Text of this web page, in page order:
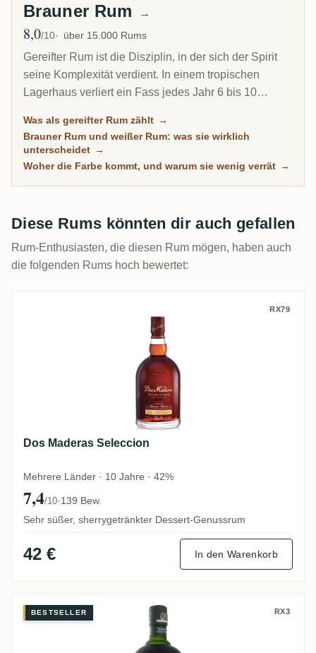
Brauner Rum →
Ø Bewertung
8,0/10 über 15.000 Rums
Gereifter Rum ist die Disziplin, in der sich der Spirit
seine Komplexität verdient. In einem tropischen
Lagerhaus verliert ein Fass jedes Jahr 6 bis 10
kann ein 8-jähriger Karibik-Rum tiefer schmecken als
ein 20-jähriger Scotch. Diese Übersicht versammelt
jeden Rum auf RumX, der echte Zeit im Holz
Was als gereifter Rum zählt →
Brauner Rum und weißer Rum: was sie wirklich
unterscheidet →
Woher die Farbe kommt, und warum sie wenig verrät →
Diese Rums könnten dir auch gefallen
Rum-Enthusiasten, die diesen Rum mögen, haben auch
die folgenden Rums hoch bewertet:
RX79
Dos Maderas Seleccion
Mehrere Länder · 10 Jahre · 42%
7,4/10·139 Bew.
Sehr süßer, sherrygetränkter Dessert-Genussrum
42 € In den Warenkorb
Botucal Reserva Exclusiva
BESTSELLER RX3